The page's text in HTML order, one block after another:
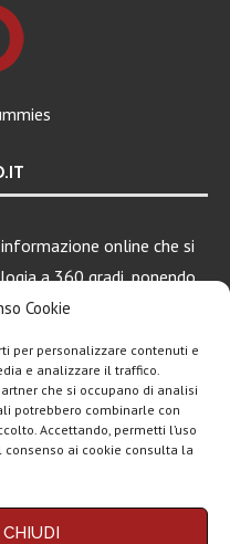
Cookie
per personalizzare contenuti e
e analizzare il traffico.
che si occupano di analisi
potrebbero combinarle con
Accettando, permetti l’uso
consenso ai cookie consulta la
online che si
a 360 gradi, ponendo
Android, Apple e
Privacy policy